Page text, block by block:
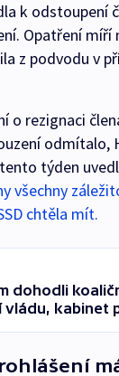
k odstoupení
Opatření míří
z podvodu v
o rezignaci
odmítalo,
týden
všechny
chtěla mít.
dohodli
vládu, kabinet